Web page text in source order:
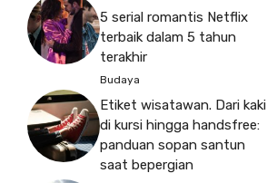
5 serial romantis Netflix
terbaik dalam 5 tahun
terakhir
Budaya
Etiket wisatawan. Dari kaki
di kursi hingga handsfree:
panduan sopan santun
saat bepergian